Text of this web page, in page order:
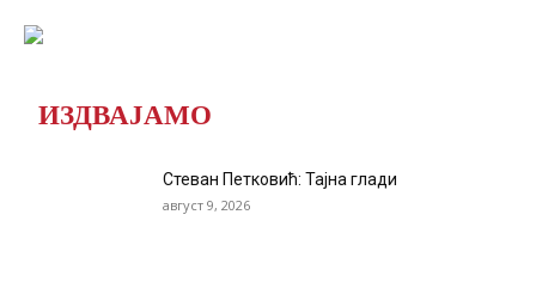
ИЗДВАЈАМО
Стеван Петковић: Тајна глади
август 9, 2026